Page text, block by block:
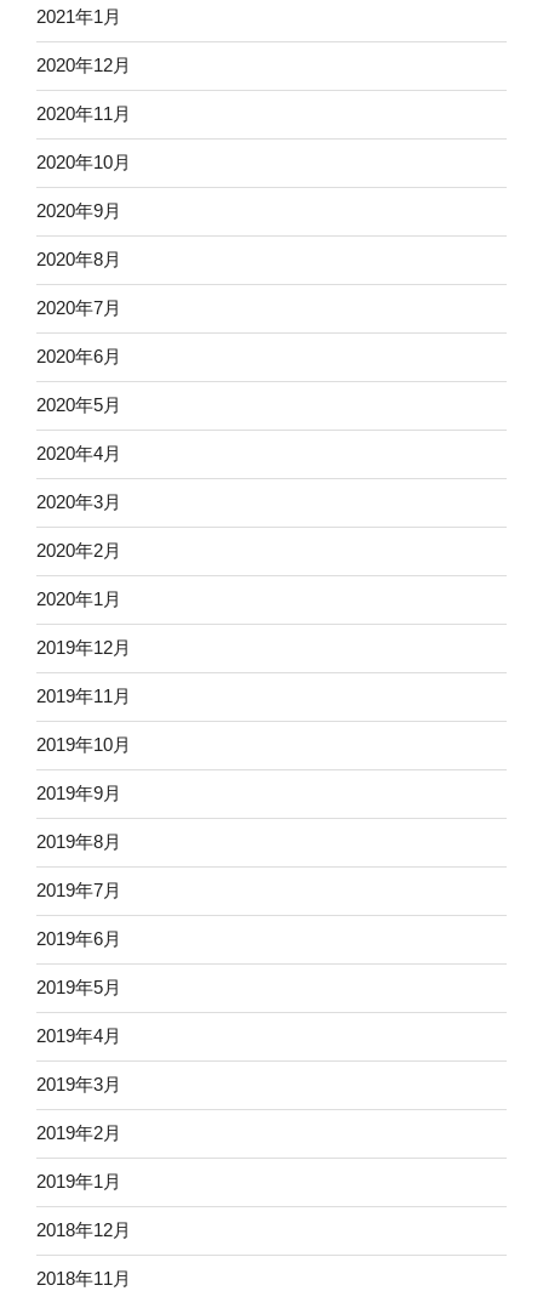
2021年1月
2020年12月
2020年11月
2020年10月
2020年9月
2020年8月
2020年7月
2020年6月
2020年5月
2020年4月
2020年3月
2020年2月
2020年1月
2019年12月
2019年11月
2019年10月
2019年9月
2019年8月
2019年7月
2019年6月
2019年5月
2019年4月
2019年3月
2019年2月
2019年1月
2018年12月
2018年11月